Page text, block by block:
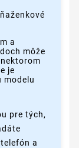
a
môže
je
modelu
pre tých,
a